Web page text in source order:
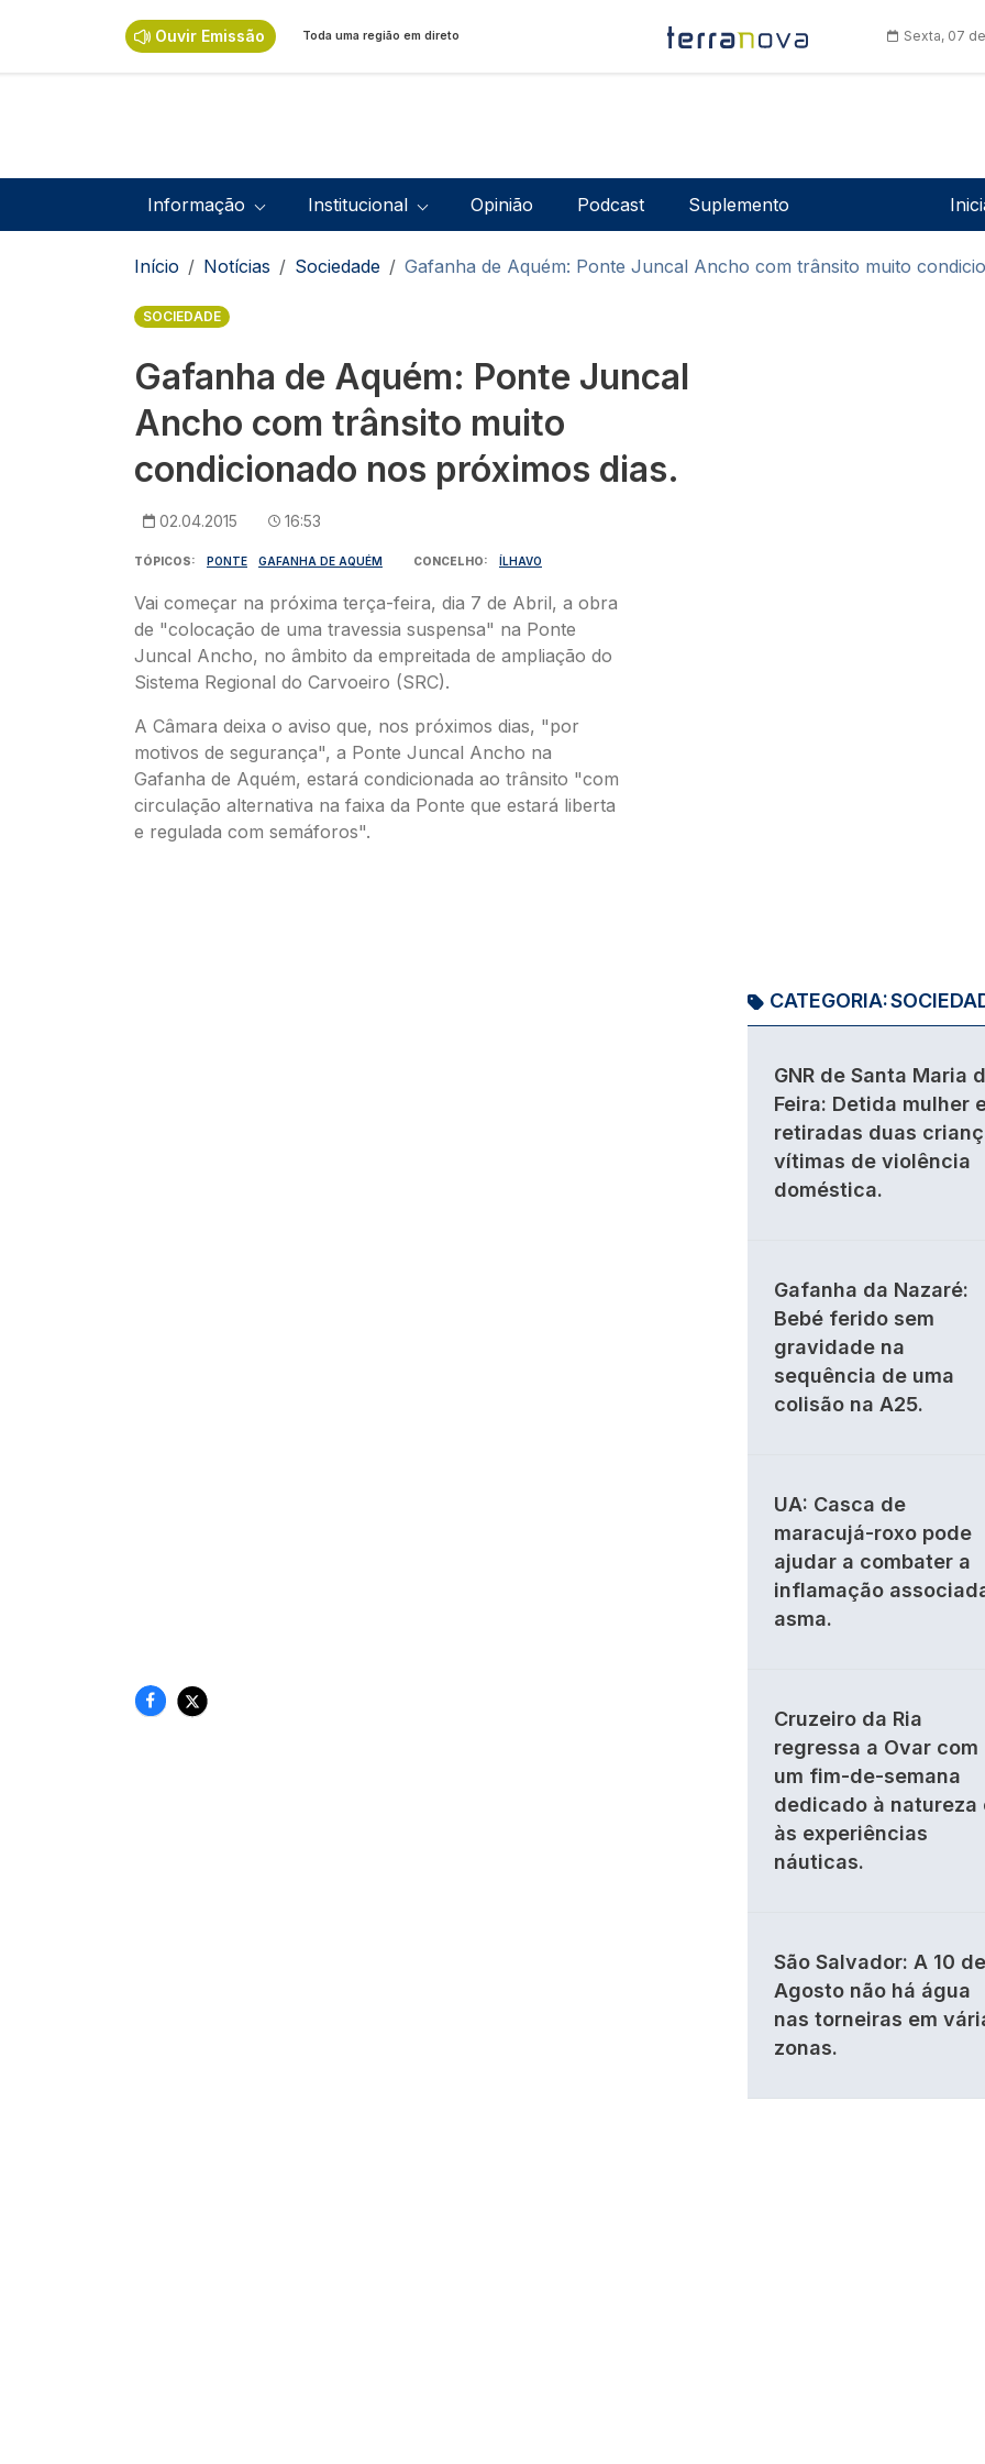
Ouvir Emissão Toda uma região em direto Sexta, 07
Navegação principal
Informação Institucional Opinião Podcast Suplemento
Navegação estrutural
Início Notícias Sociedade Gafanha de Aquém: Ponte Juncal Ancho com trânsito muito
SOCIEDADE
Gafanha de Aquém: Ponte Juncal
Ancho com trânsito muito
condicionado nos próximos dias.
02.04.2015 16:53
TÓPICOS PONTE GAFANHA DE AQUÉM CONCELHO ÍLHAVO
Vai começar na próxima terça-feira, dia 7 de Abril, a obra
de "colocação de uma travessia suspensa" na Ponte
Juncal Ancho, no âmbito da empreitada de ampliação do
Sistema Regional do Carvoeiro (SRC).
A Câmara deixa o aviso que, nos próximos dias, "por
motivos de segurança", a Ponte Juncal Ancho na
Gafanha de Aquém, estará condicionada ao trânsito "com
circulação alternativa na faixa da Ponte que estará liberta
e regulada com semáforos".
CATEGORIA:
GNR de Santa Maria
Feira: Detida mulher
retiradas duas
vítimas de violência
doméstica.
Gafanha da Nazaré:
Bebé ferido sem
gravidade na
sequência de uma
colisão na A25.
UA: Casca de
maracujá-roxo pode
ajudar a combater a
inflamação
asma.
Cruzeiro da Ria
regressa a Ovar com
um fim-de-semana
dedicado à natureza
às experiências
náuticas.
São Salvador: A 10 de
Agosto não há água
nas torneiras em
zonas.